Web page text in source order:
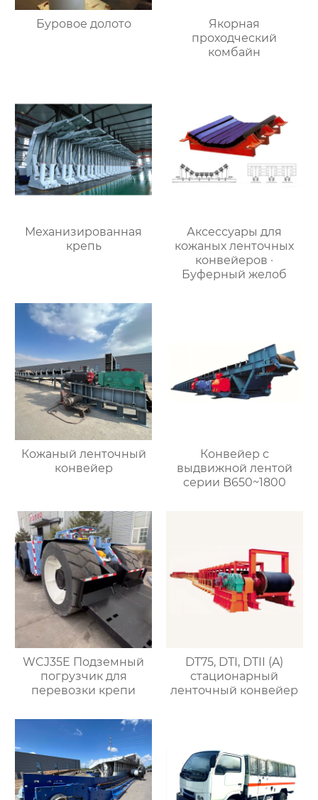
Буровое долото
Якорная
проходческий
комбайн
Механизированная
крепь
Аксессуары для
кожаных ленточных
конвейеров ·
Буферный желоб
Кожаный ленточный
конвейер
Конвейер с
выдвижной лентой
серии B650~1800
WCJ35E Подземный
погрузчик для
перевозки крепи
DT75, DTI, DTII (A)
стационарный
ленточный конвейер